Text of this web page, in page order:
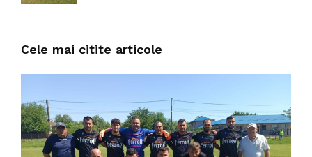
Cele mai citite articole